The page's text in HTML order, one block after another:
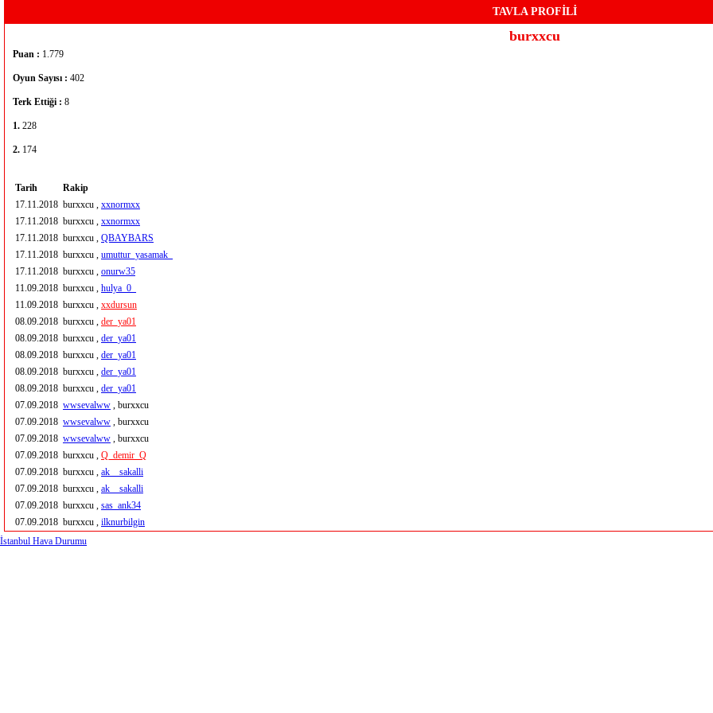
TAVLA PROFİLİ
burxxcu
Puan : 1.779
Oyun Sayısı : 402
Terk Ettiği : 8
1. 228
2. 174
Tarih Rakip
17.11.2018 burxxcu , xxnormxx
17.11.2018 burxxcu , xxnormxx
17.11.2018 burxxcu , QBAYBARS
17.11.2018 burxxcu , umuttur_yasamak_
17.11.2018 burxxcu , onurw35
11.09.2018 burxxcu , hulya_0_
11.09.2018 burxxcu , xxdursun
08.09.2018 burxxcu , der_ya01
08.09.2018 burxxcu , der_ya01
08.09.2018 burxxcu , der_ya01
08.09.2018 burxxcu , der_ya01
08.09.2018 burxxcu , der_ya01
07.09.2018 wwsevalww , burxxcu
07.09.2018 wwsevalww , burxxcu
07.09.2018 wwsevalww , burxxcu
07.09.2018 burxxcu , Q_demir_Q
07.09.2018 burxxcu , ak__sakalli
07.09.2018 burxxcu , ak__sakalli
07.09.2018 burxxcu , sas_ank34
07.09.2018 burxxcu , ilknurbilgin
İstanbul Hava Durumu